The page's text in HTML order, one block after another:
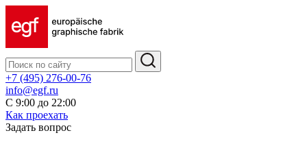
+7 (495) 276-00-76
info@egf.ru
С 9:00 до 22:00
Как проехать
Задать вопрос